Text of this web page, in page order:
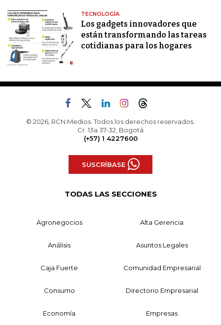
TECNOLOGÍA
Los gadgets innovadores que
están transformando las tareas
cotidianas para los hogares
© 2026, RCN Medios. Todos los derechos reservados.
Cr. 13a 37-32, Bogotá
(+57) 1 4227600
SUSCRÍBASE
TODAS LAS SECCIONES
Agronegocios Alta Gerencia
Análisis Asuntos Legales
Caja Fuerte Comunidad Empresarial
Consumo Directorio Empresarial
Economía Empresas